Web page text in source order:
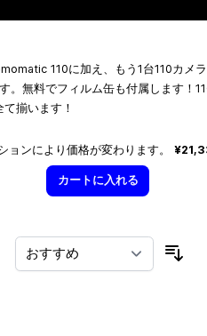
110に加え、もう1台110カメ
。無料でフィルム缶も付属します！
揃います！
ョンにより価格が変わります。
カートに入れる